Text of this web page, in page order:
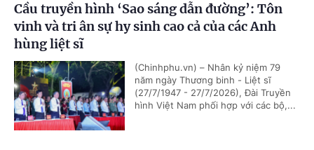
Cầu truyền hình ‘Sao sáng dẫn đường’: Tôn
vinh và tri ân sự hy sinh cao cả của các Anh
hùng liệt sĩ
(Chinhphu.vn) – Nhân kỷ niệm 79
năm ngày Thương binh - Liệt sĩ
(27/7/1947 - 27/7/2026), Đài Truyền
hình Việt Nam phối hợp với các bộ,...